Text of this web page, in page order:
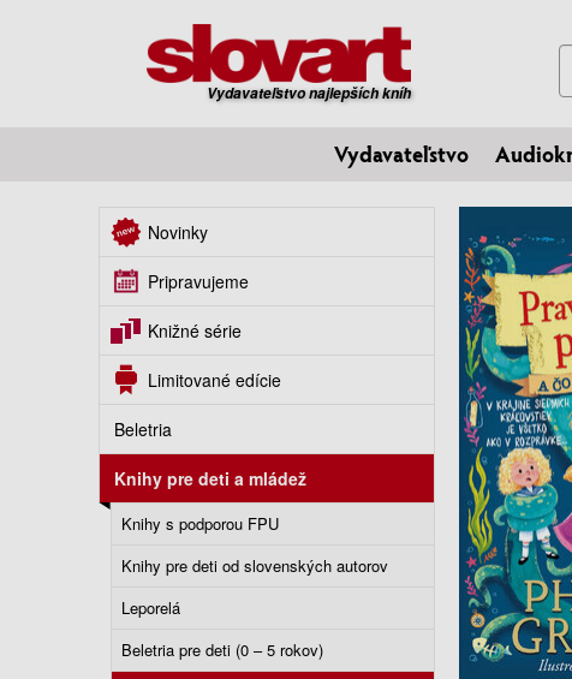
Vydavateľstvo najlepších kníh
Vydavateľstvo
Novinky
Pripravujeme
Knižné série
Limitované edície
Beletria
Knihy pre deti a mládež
Knihy s podporou FPU
Knihy pre deti od slovenských autorov
Leporelá
Beletria pre deti (0 – 5 rokov)